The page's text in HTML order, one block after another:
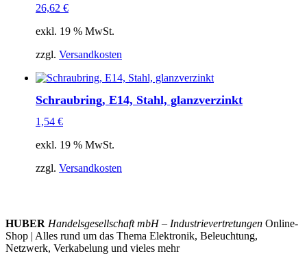
26,62 €
exkl. 19 % MwSt.
zzgl. Versandkosten
Schraubring, E14, Stahl, glanzverzinkt
1,54 €
exkl. 19 % MwSt.
zzgl. Versandkosten
HUBER Handelsgesellschaft mbH – Industrievertretungen Online-
Shop | Alles rund um das Thema Elektronik, Beleuchtung,
Netzwerk, Verkabelung und vieles mehr